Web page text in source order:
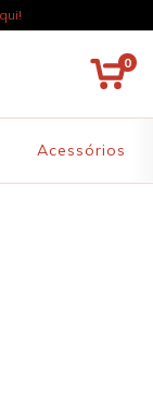
0
Acessórios